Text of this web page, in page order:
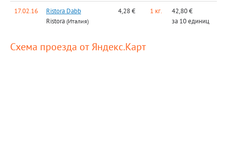
17.02.16
Ristora Dabb
Ristora (Италия)
4,28 € 1 кг.
42,80 €
за 10 единиц
Схема проезда от Яндекс.Карт